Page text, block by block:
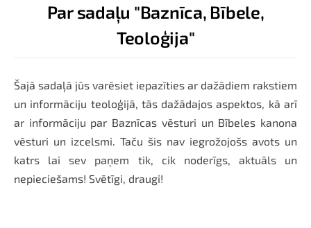
Par sadaļu "Baznīca, Bībele,
Teoloģija"
Šajā sadaļā jūs varēsiet iepazīties ar dažādiem rakstiem
un informāciju teoloģijā, tās dažādajos aspektos, kā arī
ar informāciju par Baznīcas vēsturi un Bībeles kanona
vēsturi un izcelsmi. Taču šis nav iegrožojošs avots un
katrs lai sev paņem tik, cik noderīgs, aktuāls un
nepieciešams! Svētīgi, draugi!